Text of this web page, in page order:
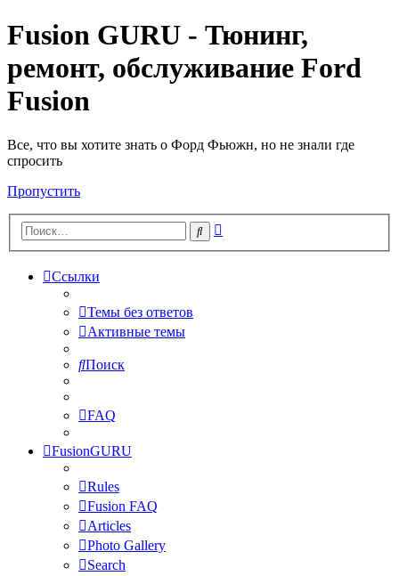
Fusion GURU - Тюнинг,
ремонт, обслуживание Ford
Fusion
Все, что вы хотите знать о Форд Фьюжн, но не знали где
спросить
Пропустить
Поиск
Ссылки
Темы без ответов
Активные темы
Поиск
FAQ
FusionGURU
Rules
Fusion FAQ
Articles
Photo Gallery
Search